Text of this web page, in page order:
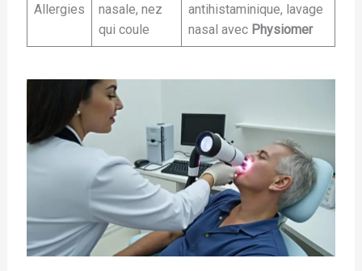
Allergies
nasale, nez
qui coule
antihistaminique, lavage
nasal avec Physiomer